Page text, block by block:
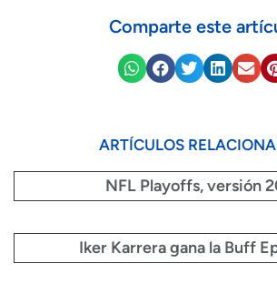
Comparte este
ARTÍCULOS
NFL Playoffs, versión
Iker Karrera gana la Buff